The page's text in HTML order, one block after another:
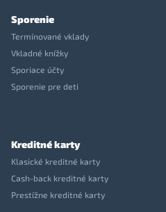
Sporenie
Termínované vklady
Vkladné knížky
Sporiace účty
Sporenie pre deti
Kreditné karty
Klasické kreditné karty
Cash-back kreditné karty
Prestížne kreditné karty